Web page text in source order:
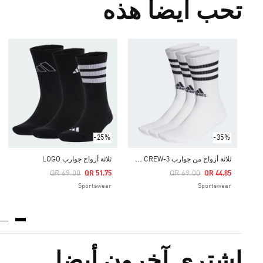
تحب أيضا هذه
-35%
ث
لاثة أزواج من جوارب 3-STRIPES CUSHIONED CREW
Price Reduced From
QR 69.00
To QR 44.85
Sportswear
-25%
ثلاثة أزواج جوارب LOGO
Price Reduced From
QR 69.00
To QR 51.75
Sportswear